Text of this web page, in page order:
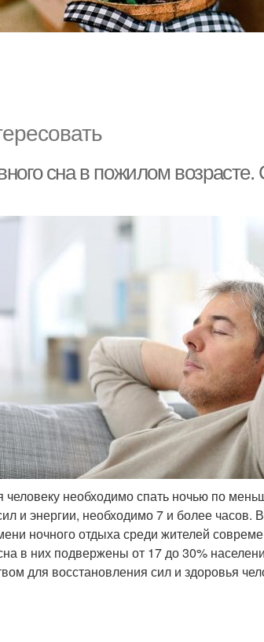
сна в пожилом возрасте.
необходимо спать ночью по
и энергии, необходимо 7 и более
ночного отдыха среди жителей
в них подвержены от 17 до 30%
для восстановления сил и здоровья